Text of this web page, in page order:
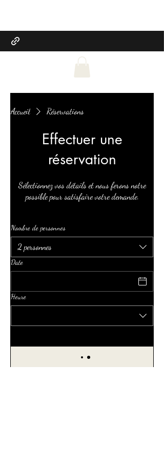
Accueil Réservations
Effectuer une
réservation
Sélectionnez vos détails et nous ferons notre
possible pour satisfaire votre demande.
Nombre de personnes
2 personnes
Date
Heure